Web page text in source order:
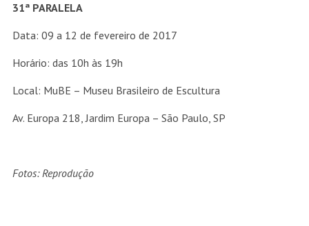
31ª PARALELA
Data: 09 a 12 de fevereiro de 2017
Horário: das 10h às 19h
Local: MuBE – Museu Brasileiro de Escultura
Av. Europa 218, Jardim Europa – São Paulo, SP
Fotos: Reprodução